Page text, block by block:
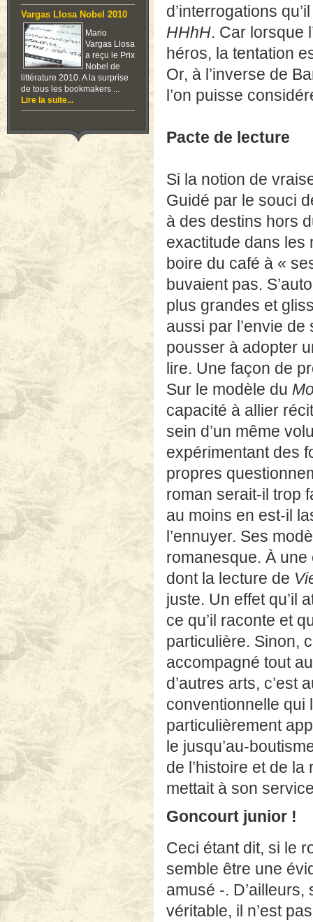
Vargas Llosa Nobel 2010
Mario
Vargas Llosa
a reçu le Prix
Nobel de
littérature 2010. A la surprise
de tous les bookmakers ...
Lire la suite...
d’interrogations
HHhH. Car lorsque
héros, la tentation
Or, à l’inverse de
l’on puisse
Pacte de lecture
Si la notion de
Guidé par le souci
à des destins hors
exactitude dans les
boire du café à «
buvaient pas.
plus grandes et
aussi par l’envie
pousser à adopter
lire. Une façon de
Sur le modèle du
capacité à allier
sein d’un même
expérimentant des
propres
roman serait-il trop
au moins en est-il
l’ennuyer. Ses
romanesque. À
dont la lecture de
juste. Un effet qu’il
ce qu’il raconte et
particulière. Sinon,
accompagné tout
d’autres arts, c’est
conventionnelle qui
particulièrement
le jusqu’au-
de l’histoire et de
mettait à son
Goncourt junior !
Ceci étant dit, si le
semble être une
amusé -. D’ailleurs,
véritable, il n’est